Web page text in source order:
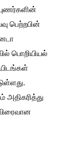
பெற்றபின்
பொறியியல்